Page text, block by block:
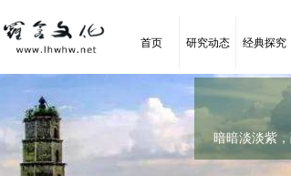
首页 研究动态 经典探究
暗暗淡淡紫